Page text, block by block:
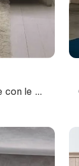
Arreda stanzette classiche con le Camerette componibili Scandola! Il modello Piazza e Mezza N13 in legno è per ragazzi.